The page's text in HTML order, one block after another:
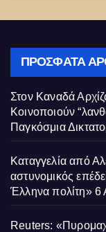
ΠΡΌΣΦΑΤΑ
Στον Καναδά
Κοινοποιούν
Παγκόσμια
Καταγγελία από
αστυνομικός
Έλληνα πολίτη» 6
Reuters: